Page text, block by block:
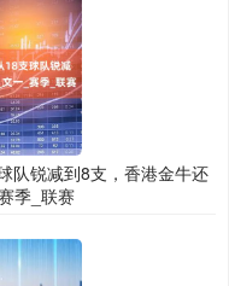
队锐减到8支，香港金牛还
季_联赛